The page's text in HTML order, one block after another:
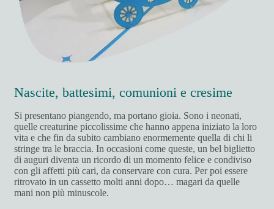
Nascite, battesimi, comunioni e cresime
Si presentano piangendo, ma portano gioia. Sono i neonati,
quelle creaturine piccolissime che hanno appena iniziato la loro
vita e che fin da subito cambiano enormemente quella di chi li
stringe tra le braccia. In occasioni come queste, un bel biglietto
di auguri diventa un ricordo di un momento felice e condiviso
con gli affetti più cari, da conservare con cura. Per poi essere
ritrovato in un cassetto molti anni dopo… magari da quelle
mani non più minuscole.